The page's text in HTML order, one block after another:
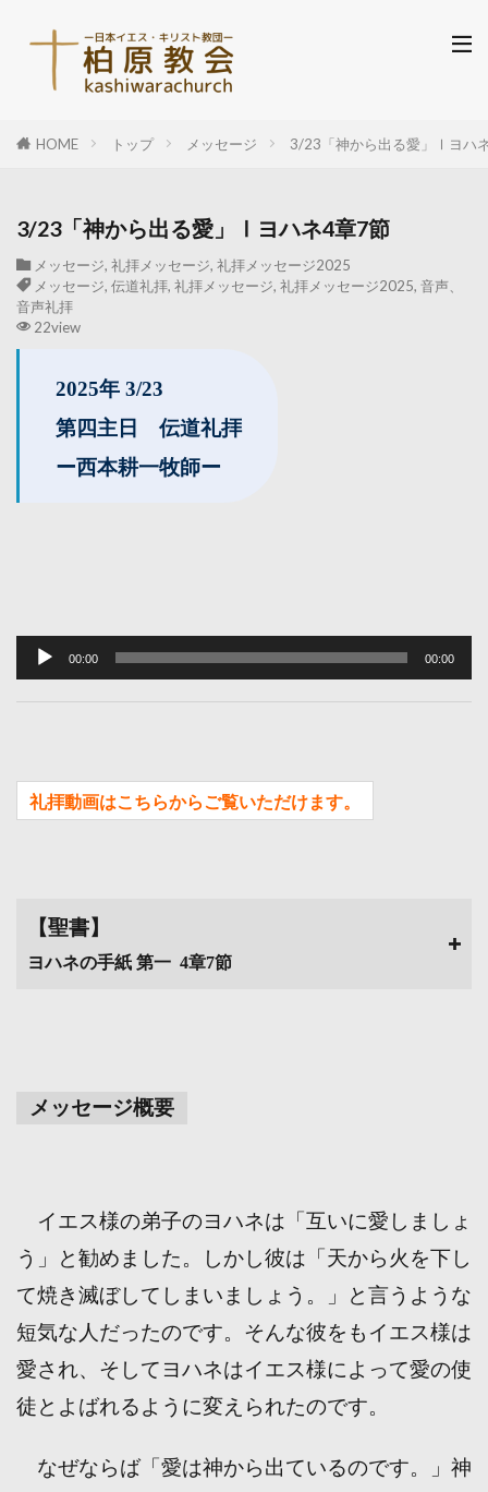
HOME トップ メッセージ 3/23「神から出る愛」Ⅰヨハ
3/23「神から出る愛」Ⅰヨハネ4章7節
メッセージ, 礼拝メッセージ, 礼拝メッセージ2025
メッセージ, 伝道礼拝, 礼拝メッセージ, 礼拝メッセージ2025, 音声、
音声礼拝
22view
2025年 3/23
第四主日 伝道礼拝
ー西本耕一牧師ー
ヤ
ー
00:00 00:00
礼拝動画はこちらからご覧いただけます。
【聖書】
ヨハネの手紙 第一 4章7節
メッセージ概要
イエス様の弟子のヨハネは「互いに愛しましょ
う」と勧めました。しかし彼は「天から火を下し
て焼き滅ぼしてしまいましょう。」と言うような
短気な人だったのです。 そんな彼をもイエス様は
愛され、そしてヨハネはイエス様によって愛の使
徒とよばれるように変えられたのです。
なぜならば「愛は神から出ているのです。」神